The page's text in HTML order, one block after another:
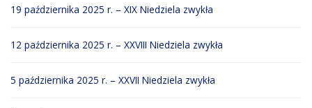
19 października 2025 r. – XIX Niedziela zwykła
12 października 2025 r. – XXVIII Niedziela zwykła
5 października 2025 r. – XXVII Niedziela zwykła